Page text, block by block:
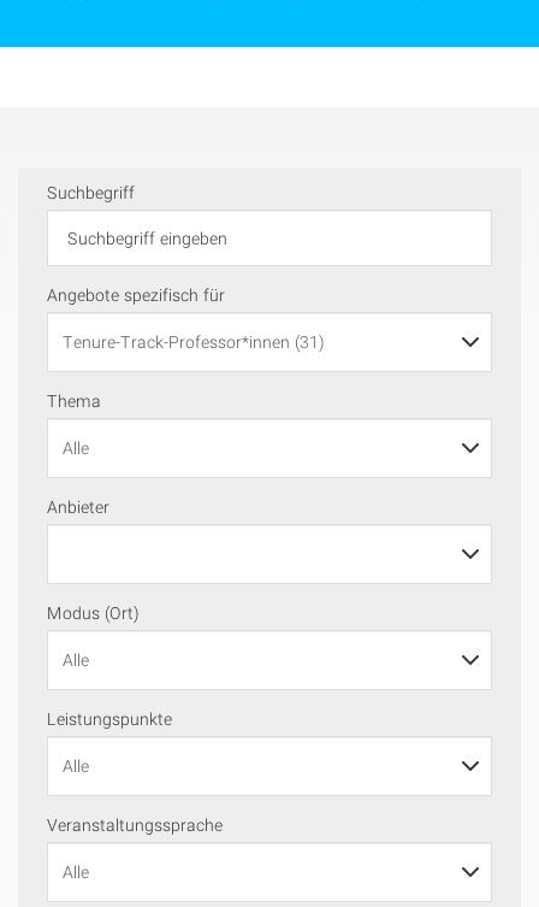
Suchbegriff
Angebote spezifisch für
Thema
Anbieter
Modus (Ort)
Leistungspunkte
Veranstaltungssprache